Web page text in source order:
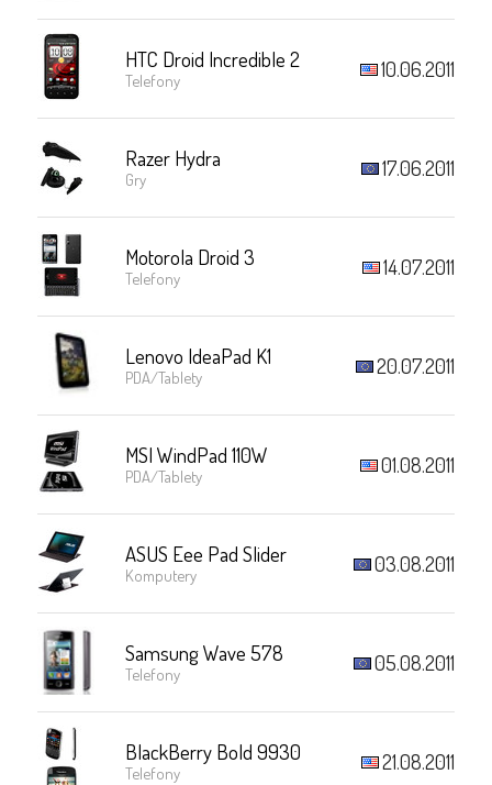
HTC Droid Incredible 2
Telefony 10.06.2011
Razer Hydra
Gry 17.06.2011
Motorola Droid 3
Telefony 14.07.2011
Lenovo IdeaPad K1
PDA/Tablety 20.07.2011
MSI WindPad 110W
PDA/Tablety 01.08.2011
ASUS Eee Pad Slider
Komputery 03.08.2011
Samsung Wave 578
Telefony 05.08.2011
BlackBerry Bold 9930
Telefony 21.08.2011